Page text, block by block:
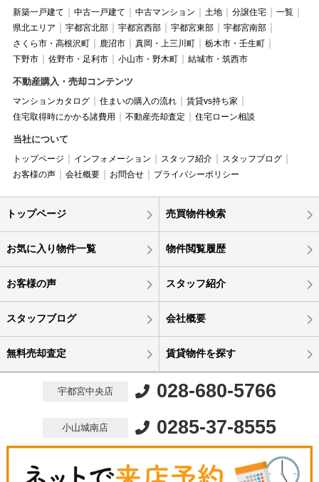
新築一戸建て 中古一戸建て 中古マンション 土地 分譲住宅
一覧
県北エリア
宇都宮北部 宇都宮西部 宇都宮東部
宇都宮南部
さくら市・高根沢町
鹿沼市 真岡・上三川町
栃木市・壬生町
下野市
佐野市・足利市 小山市・野木町 結城市・筑西市
不動産購入・売却コンテンツ
マンションカタログ 住まいの購入の流れ
賃貸vs持ち家
住宅取得時にかかる諸費用
不動産売却査定 住宅ローン相談
当社について
トップページ インフォメーション スタッフ紹介
スタッフブログ
お客様の声
会社概要 お問合せ プライバシーポリシー
トップページ 売買物件検索
お気に入り物件一覧 物件閲覧履歴
お客様の声 スタッフ紹介
スタッフブログ 会社概要
無料売却査定 賃貸物件を探す
宇都宮中央店 028-680-5766
小山城南店 0285-37-8555